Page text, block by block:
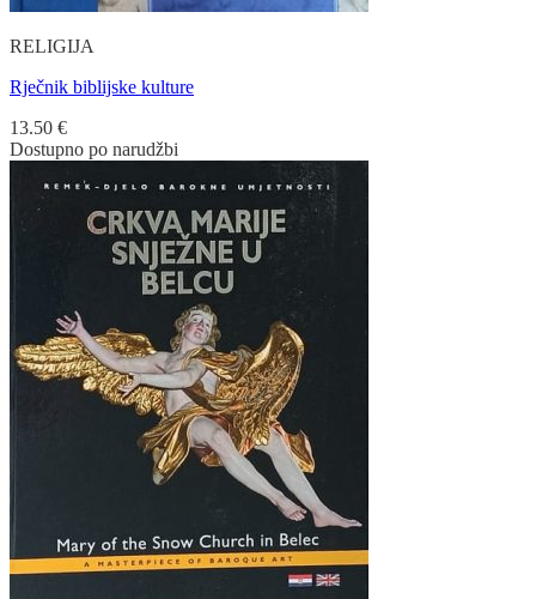
RELIGIJA
Rječnik biblijske kulture
13.50 €
Dostupno po narudžbi